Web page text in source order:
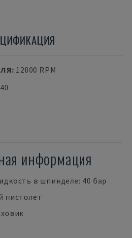
: 12000 RPM
информация
в шпинделе: 40 бар
пистолет